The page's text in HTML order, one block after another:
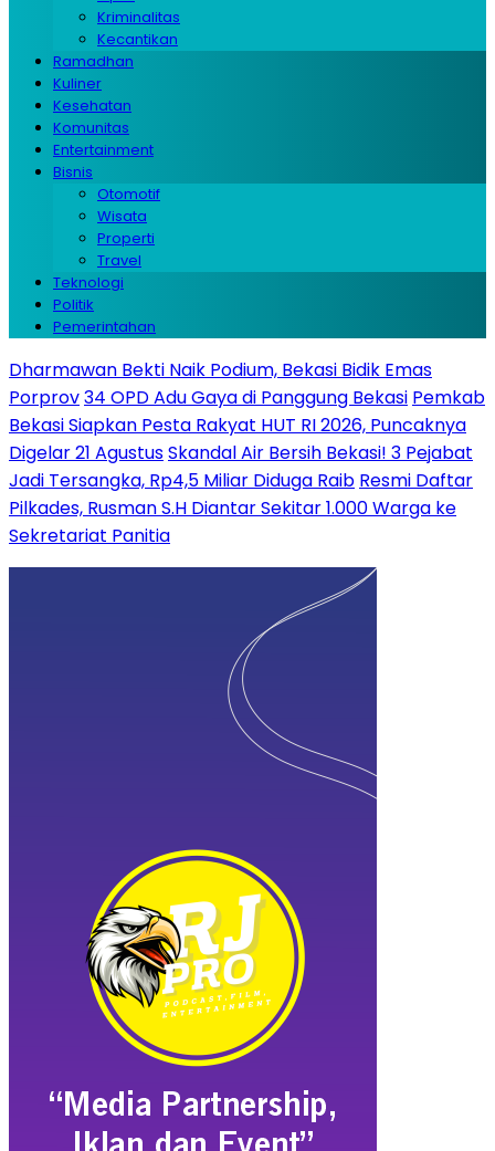
Kriminalitas
Kecantikan
Ramadhan
Kuliner
Kesehatan
Komunitas
Entertainment
Bisnis
Otomotif
Wisata
Properti
Travel
Teknologi
Politik
Pemerintahan
Dharmawan Bekti Naik Podium, Bekasi Bidik Emas
Porprov34 OPD Adu Gaya di Panggung Bekasi Pemkab
Bekasi Siapkan Pesta Rakyat HUT RI 2026, Puncaknya
Digelar 21 AgustusSkandal Air Bersih Bekasi! 3 Pejabat
Jadi Tersangka, Rp4,5 Miliar Diduga Raib Resmi Daftar
Pilkades, Rusman S.H Diantar Sekitar 1.000 Warga ke
Sekretariat Panitia